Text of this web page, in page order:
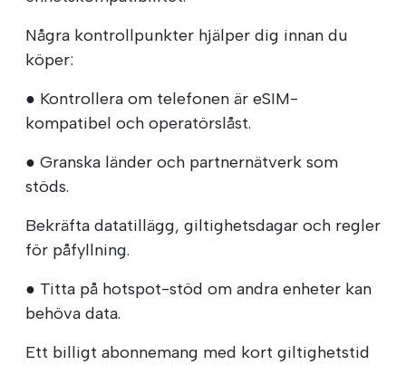
Några kontrollpunkter hjälper dig innan du
köper:
● Kontrollera om telefonen är eSIM-
kompatibel och operatörslåst.
● Granska länder och partnernätverk som
stöds.
Bekräfta datatillägg, giltighetsdagar och regler
för påfyllning.
● Titta på hotspot-stöd om andra enheter kan
behöva data.
Ett billigt abonnemang med kort giltighetstid